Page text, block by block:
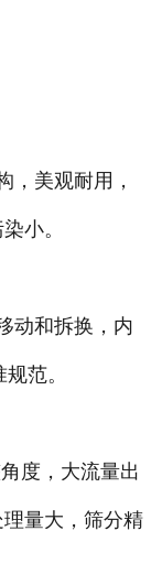
美观耐用，
小。
和拆换，内
范。
度，大流量出
量大，筛分精